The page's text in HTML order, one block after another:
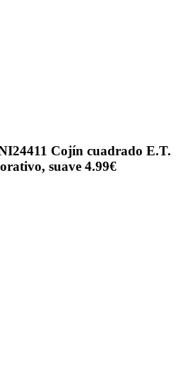
Cojín cuadrado E.T.
suave 4.99€